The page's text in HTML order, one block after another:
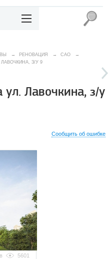
→ РЕНОВАЦИЯ → САО
→
З/У 9
Лавочкина, з/у
Сообщить об ошибке
5601